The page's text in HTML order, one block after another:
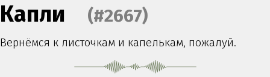
Капли (#2667)
Вернёмся к листочкам и капелькам, пожалуй.